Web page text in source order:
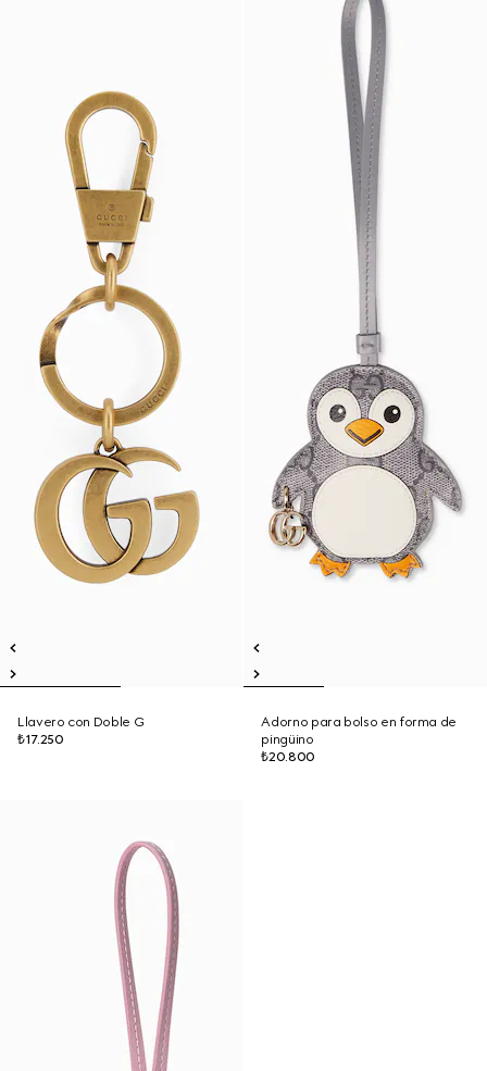
Llavero con Doble G
₺17.250
Adorno para bolso en forma de
pingüino
₺20.800